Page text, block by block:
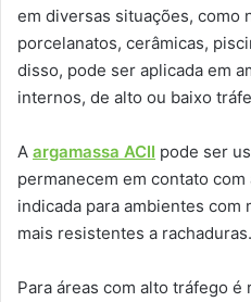
em diversas situações, como
porcelanatos, cerâmicas,
disso, pode ser aplicada em
internos, de alto ou baixo
A argamassa ACII pode ser
permanecem em contato com
indicada para ambientes
mais resistentes a rachaduras.
Para áreas com alto tráfego é